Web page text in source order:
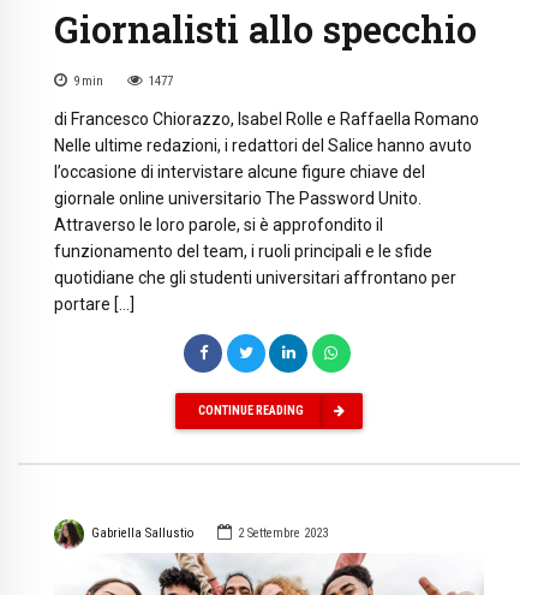
Giornalisti allo specchio
9 min 1477
di Francesco Chiorazzo, Isabel Rolle e Raffaella Romano
Nelle ultime redazioni, i redattori del Salice hanno avuto
l’occasione di intervistare alcune figure chiave del
giornale online universitario The Password Unito.
Attraverso le loro parole, si è approfondito il
funzionamento del team, i ruoli principali e le sfide
quotidiane che gli studenti universitari affrontano per
portare […]
CONTINUE READING
Gabriella Sallustio 2 Settembre 2023